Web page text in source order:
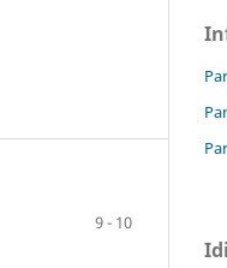
9 - 10